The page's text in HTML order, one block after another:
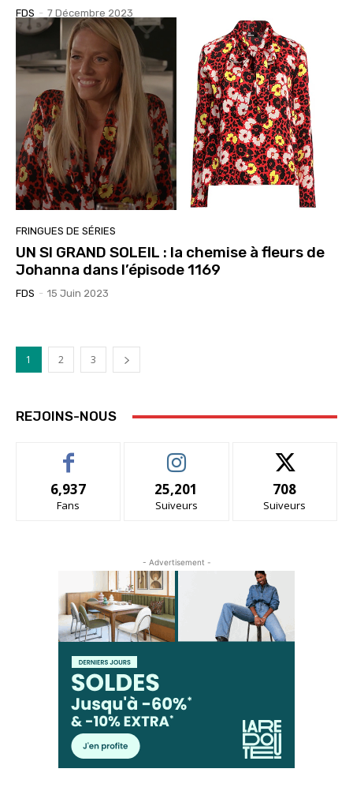
FDS - 7 Décembre 2023
FRINGUES DE SÉRIES
UN SI GRAND SOLEIL : la chemise à fleurs de
Johanna dans l’épisode 1169
FDS - 15 Juin 2023
1 2 3
REJOINS-NOUS
6,937
Fans
25,201
Suiveurs
708
Suiveurs
- Advertisement -